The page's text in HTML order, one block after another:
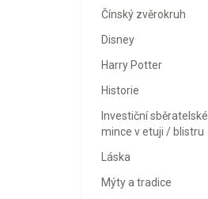
Čínský zvěrokruh
Disney
Harry Potter
Historie
Investiční sběratelské
mince v etuji / blistru
Láska
Mýty a tradice